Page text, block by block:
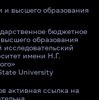
и высшего образования
бюджетное
образования
имени Н.Г.
University
активная ссылка на